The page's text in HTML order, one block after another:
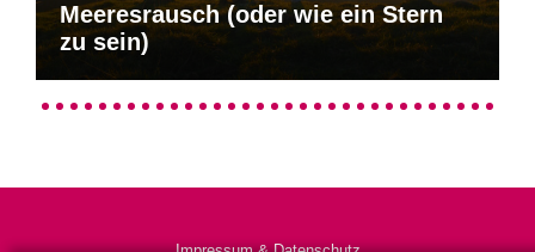
Meeresrausch (oder wie ein Stern
zu sein)